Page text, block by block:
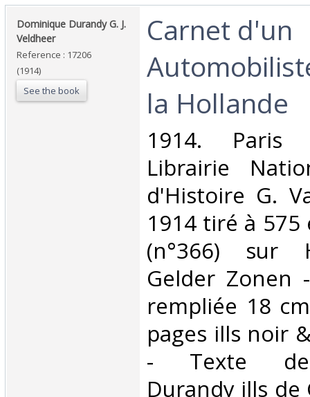
‎Dominique Durandy G. J.
Veldheer‎
Reference : 17206
(1914)
See the book
‎Carnet d'un
la Hollande‎
‎1914. Paris
Librairie
d'Histoire G.
1914 tiré à 575
(n°366) sur
Gelder Zonen
rempliée 18
pages ills noir
- Texte de
Durandy ills de